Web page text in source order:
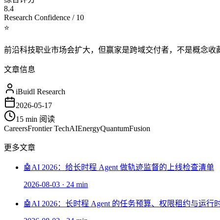
8.4
Research Confidence / 10
⭐
前沿科技职业市场会扩大，但赢家是跨域交付者，不是概念收
文章信息
iBuidl Research
2026-05-17
15 min 阅读
CareersFrontier TechAIEnergyQuantumFusion
更多文章
🤖AI 2026：给长时程 Agent 做轨迹监督的上线检查清单
2026-08-03 · 24 min
🤖AI 2026：长时程 Agent 的任务预算、权限租约与运行